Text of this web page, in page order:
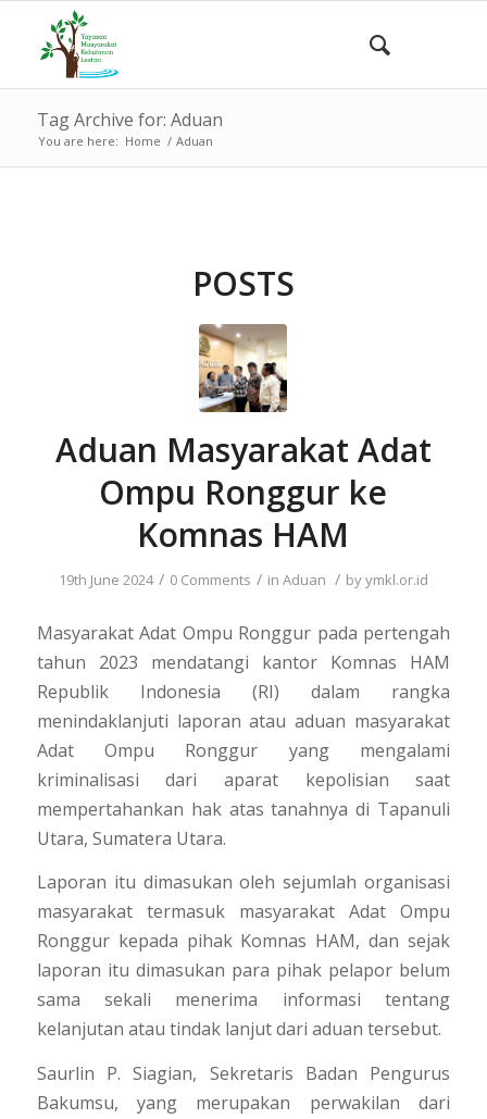
Tag Archive for: Aduan
You are here: Home / Aduan
POSTS
Aduan Masyarakat Adat
Ompu Ronggur ke
Komnas HAM
19th June 2024 / 0 Comments / in Aduan / byymkl.or.id
Masyarakat Adat Ompu Ronggur pada pertengah
tahun 2023 mendatangi kantor Komnas HAM
Republik Indonesia (RI) dalam rangka
menindaklanjuti laporan atau aduan masyarakat
Adat Ompu Ronggur yang mengalami
kriminalisasi dari aparat kepolisian saat
mempertahankan hak atas tanahnya di Tapanuli
Utara, Sumatera Utara.
Laporan itu dimasukan oleh sejumlah organisasi
masyarakat termasuk masyarakat Adat Ompu
Ronggur kepada pihak Komnas HAM, dan sejak
laporan itu dimasukan para pihak pelapor belum
sama sekali menerima informasi tentang
kelanjutan atau tindak lanjut dari aduan tersebut.
Saurlin P. Siagian, Sekretaris Badan Pengurus
Bakumsu, yang merupakan perwakilan dari